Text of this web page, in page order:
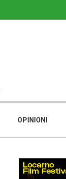
OPINIONI